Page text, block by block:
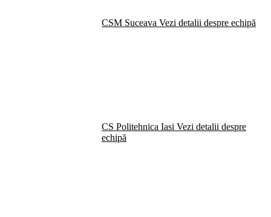
CSM Suceava Vezi detalii despre echipă
CS Politehnica Iasi Vezi detalii despre
echipă